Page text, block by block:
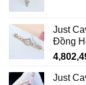
Just
Đồng
Just